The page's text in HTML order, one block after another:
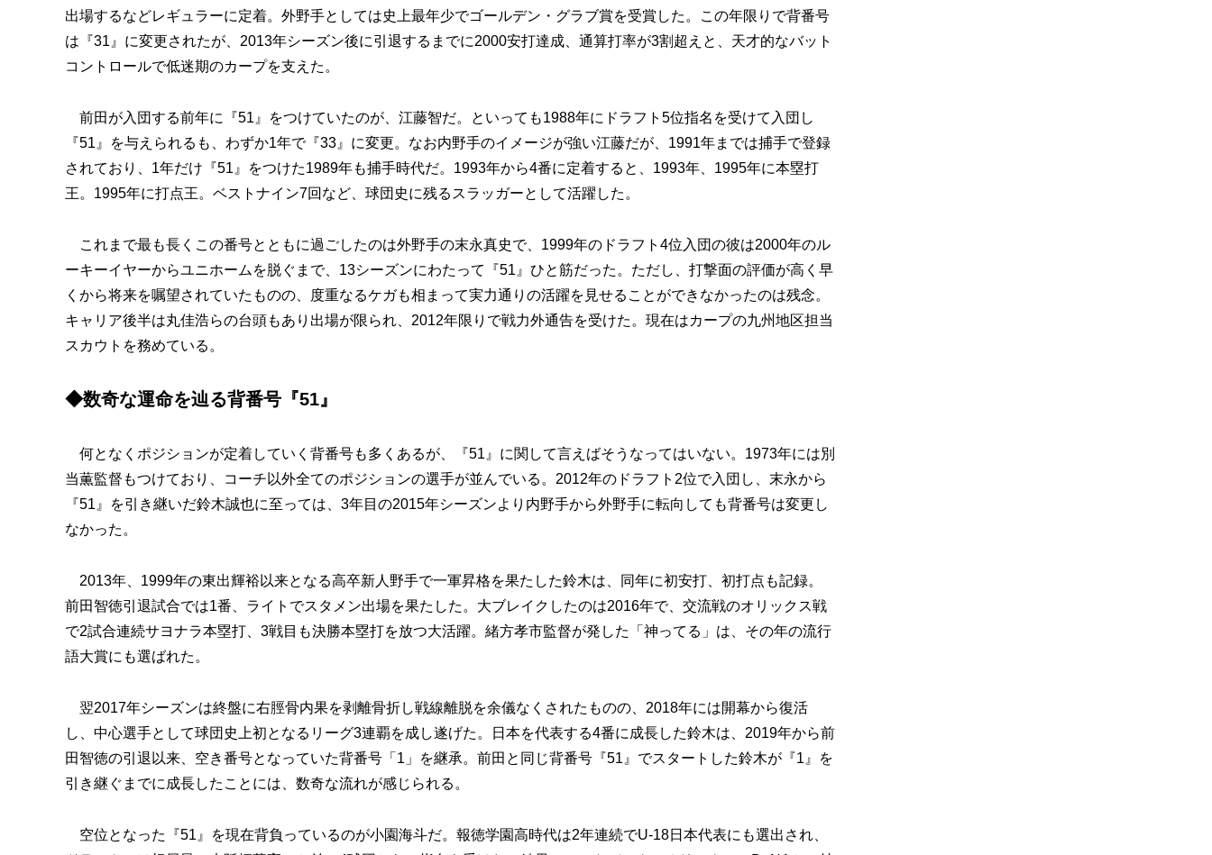
出場するなどレギュラーに定着。外野手としては史上最年少でゴールデン・グラブ賞を受賞した。この年限りで背番号
は『31』に変更されたが、2013年シーズン後に引退するまでに2000安打達成、通算打率が3割超えと、天才的なバット
コントロールで低迷期のカープを支えた。
前田が入団する前年に『51』をつけていたのが、江藤智だ。といっても1988年にドラフト5位指名を受けて入団し
『51』を与えられるも、わずか1年で『33』に変更。なお内野手のイメージが強い江藤だが、1991年までは捕手で登録
されており、1年だけ『51』をつけた1989年も捕手時代だ。1993年から4番に定着すると、1993年、1995年に本塁打
王。1995年に打点王。ベストナイン7回など、球団史に残るスラッガーとして活躍した。
これまで最も長くこの番号とともに過ごしたのは外野手の末永真史で、1999年のドラフト4位入団の彼は2000年のル
ーキーイヤーからユニホームを脱ぐまで、13シーズンにわたって『51』ひと筋だった。ただし、打撃面の評価が高く早
くから将来を嘱望されていたものの、度重なるケガも相まって実力通りの活躍を見せることができなかったのは残念。
キャリア後半は丸佳浩らの台頭もあり出場が限られ、2012年限りで戦力外通告を受けた。現在はカープの九州地区担当
スカウトを務めている。
◆数奇な運命を辿る背番号『51』
何となくポジションが定着していく背番号も多くあるが、『51』に関して言えばそうなってはいない。1973年には別
当薫監督もつけており、コーチ以外全てのポジションの選手が並んでいる。2012年のドラフト2位で入団し、末永から
『51』を引き継いだ鈴木誠也に至っては、3年目の2015年シーズンより内野手から外野手に転向しても背番号は変更し
なかった。
2013年、1999年の東出輝裕以来となる高卒新人野手で一軍昇格を果たした鈴木は、同年に初安打、初打点も記録。
前田智徳引退試合では1番、ライトでスタメン出場を果たした。大ブレイクしたのは2016年で、交流戦のオリックス戦
で2試合連続サヨナラ本塁打、3戦目も決勝本塁打を放つ大活躍。緒方孝市監督が発した「神ってる」は、その年の流行
語大賞にも選ばれた。
翌2017年シーズンは終盤に右脛骨内果を剥離骨折し戦線離脱を余儀なくされたものの、2018年には開幕から復活
し、中心選手として球団史上初となるリーグ3連覇を成し遂げた。日本を代表する4番に成長した鈴木は、2019年から前
田智徳の引退以来、空き番号となっていた背番号「1」を継承。前田と同じ背番号『51』でスタートした鈴木が『1』を
引き継ぐまでに成長したことには、数奇な流れが感じられる。
空位となった『51』を現在背負っているのが小園海斗だ。報徳学園高時代は2年連続でU-18日本代表にも選出され、